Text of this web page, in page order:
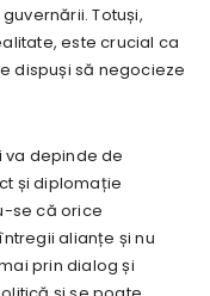
Totuși,
este crucial ca
dispuși să negocieze
va depinde de
și diplomație
se că orice
alianțe și nu
prin dialog și